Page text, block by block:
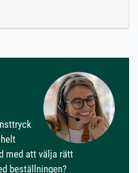
med att välja rätt
beställningen?